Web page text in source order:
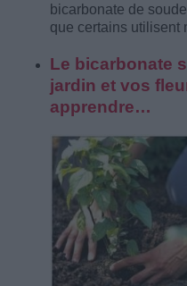
bicarbonate de
que certains utilisent
Le bicarbonate
jardin et vos
apprendre…